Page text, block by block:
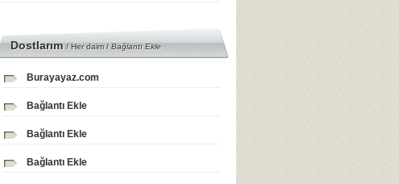
Dostlarım/ Her daim /Bağlantı Ekle
Burayayaz.com
Bağlantı Ekle
Bağlantı Ekle
Bağlantı Ekle